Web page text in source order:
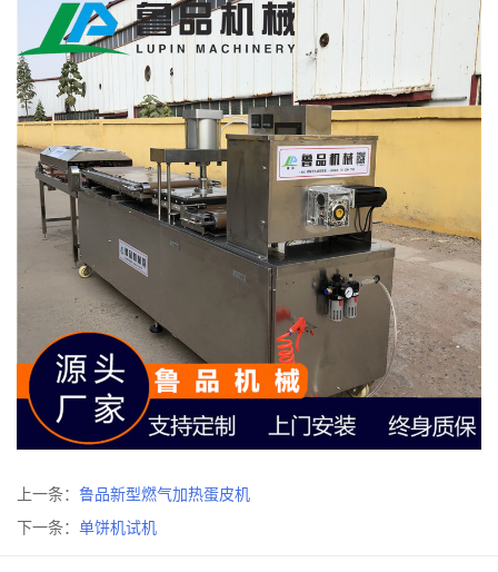
上一条： 鲁品新型燃气加热蛋皮机
下一条： 单饼机试机